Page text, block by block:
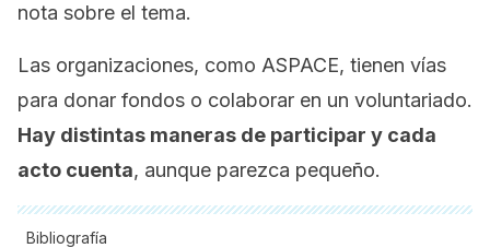
nota sobre el tema.
Las organizaciones, como ASPACE, tienen vías
para donar fondos o colaborar en un voluntariado.
Hay distintas maneras de participar y cada
acto cuenta, aunque parezca pequeño.
Bibliografía